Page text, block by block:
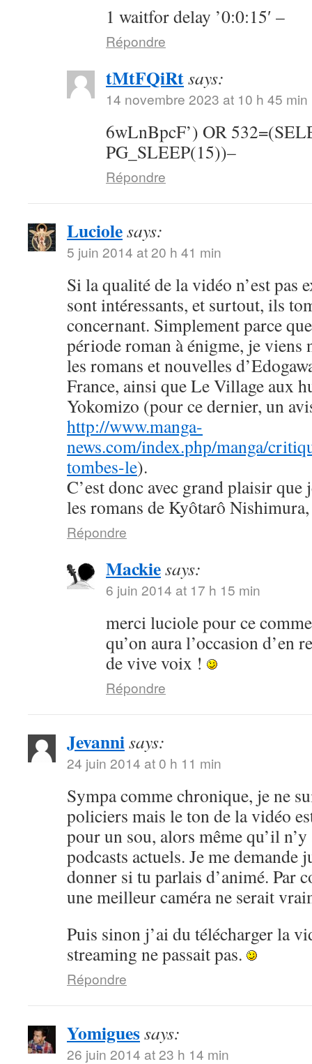
1 waitfor delay ’0:0:15′ –
Répondre
tMtFQiRtsays:
14 novembre 2023 at 10 h 45 min
6wLnBpcF’) OR
PG_SLEEP(15))–
Répondre
Luciolesays:
5 juin 2014 at 20 h 41 min
Si la qualité de la vidéo n’est pas
sont intéressants, et surtout, ils
concernant. Simplement parce
période roman à énigme, je viens
les romans et nouvelles
France, ainsi que Le Village aux
Yokomizo (pour ce dernier, un
http://www.manga-
news.com/index.php/manga/
tombes-le).
C’est donc avec grand plaisir que
les romans de Kyôtarô
Répondre
Mackiesays:
6 juin 2014 at 17 h 15 min
merci luciole pour ce
qu’on aura l’occasion d’en
de vive voix !
Répondre
Jevannisays:
24 juin 2014 at 0 h 11 min
Sympa comme chronique, je ne
policiers mais le ton de la vidéo
pour un sou, alors même qu’il
podcasts actuels. Je me demande
donner si tu parlais d’animé. Par
une meilleur caméra ne serait
Puis sinon j’ai du télécharger la
streaming ne passait pas.
Répondre
Yomiguessays:
26 juin 2014 at 23 h 14 min